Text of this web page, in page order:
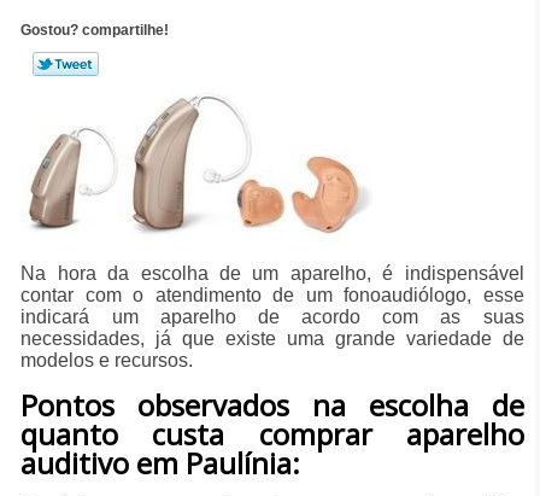
Gostou? compartilhe!
Na hora da escolha de um aparelho, é indispensável
contar com o atendimento de um fonoaudiólogo, esse
indicará um aparelho de acordo com as suas
necessidades, já que existe uma grande variedade de
modelos e recursos.
Pontos observados na escolha de
quanto custa comprar aparelho
auditivo em Paulínia: